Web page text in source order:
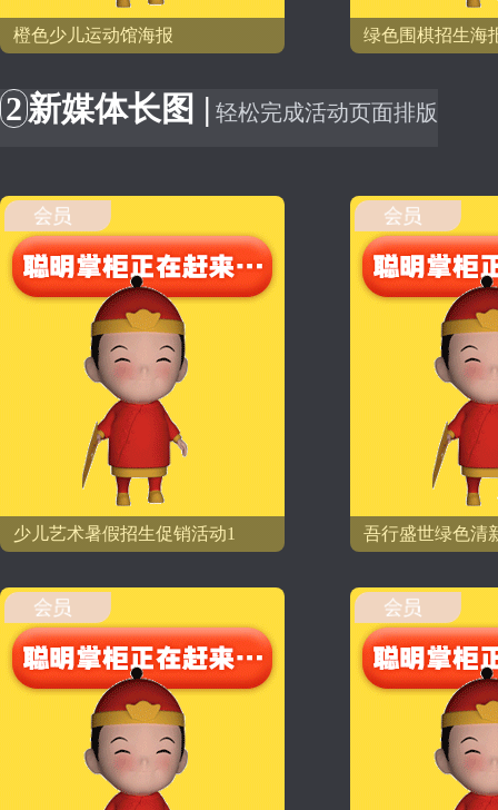
橙色少儿运动馆海报 绿色围棋招生海
2 新媒体长图 | 轻松完成活动页面排版
少儿艺术暑假招生促销活动1 吾行盛世绿色清